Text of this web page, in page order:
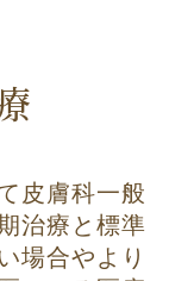
皮膚科一般
治療と標準
場合やより